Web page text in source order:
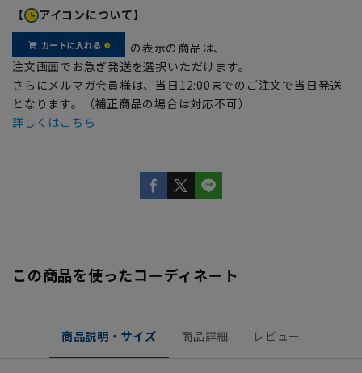
【 アイコンについて】
の表示の商品は、
注文画面でお急ぎ発送を選択いただけます。
さらにメルマガ会員様は、当日12:00までのご注文で当日発送
となります。（補正商品の場合は対応不可）
詳しくはこちら
この商品を使ったコーディネート
商品説明・サイズ 商品詳細 レビュー